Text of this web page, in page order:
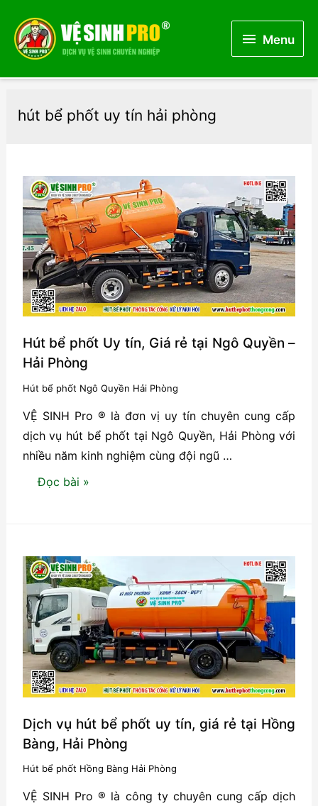
MenuMenu
hút bể phốt uy tín hải phòng
Hút bể phốt Uy tín, Giá rẻ tại Ngô Quyền –
Hải Phòng
Hút bể phốt Ngô Quyền Hải Phòng
VỆ SINH Pro ® là đơn vị uy tín chuyên cung cấp
dịch vụ hút bể phốt tại Ngô Quyền, Hải Phòng với
nhiều năm kinh nghiệm cùng đội ngũ …
Hút
tín,
Giá
rẻ
tại
Ngô
Quyền
–
Hải
Phòng
Đọc bài »
Dịch vụ hút bể phốt uy tín, giá rẻ tại Hồng
Bàng, Hải Phòng
Hút bể phốt Hồng Bàng Hải Phòng
VỆ SINH Pro ® là công ty chuyên cung cấp dịch